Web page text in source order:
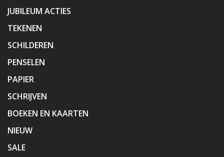
JUBILEUM ACTIES
TEKENEN
SCHILDEREN
PENSELEN
PAPIER
SCHRIJVEN
BOEKEN EN KAARTEN
NIEUW
SALE